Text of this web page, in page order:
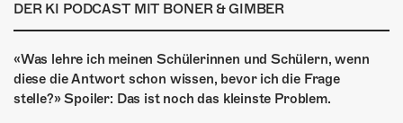
FOTOGALERIE
PHOTOMAT
INFOS
DER KI PODCAST MIT BONER & GIMBER
«Was lehre ich meinen Schülerinnen und Schülern, wenn
diese die Antwort schon wissen, bevor ich die Frage
stelle?» Spoiler: Das ist noch das kleinste Problem.